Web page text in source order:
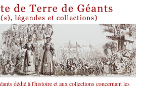
dédié à l'histoire et aux collections concernant les